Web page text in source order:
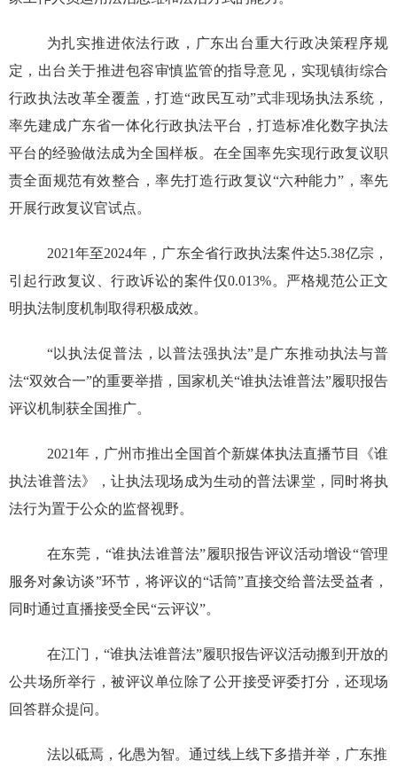
为扎实推进依法行政，广东出台重大行政决策程序规
定，出台关于推进包容审慎监管的指导意见，实现镇街综合
行政执法改革全覆盖，打造“政民互动”式非现场执法系统，
率先建成广东省一体化行政执法平台，打造标准化数字执法
平台的经验做法成为全国样板。在全国率先实现行政复议职
责全面规范有效整合，率先打造行政复议“六种能力”，率先
开展行政复议官试点。
2021年至2024年，广东全省行政执法案件达5.38亿宗，
引起行政复议、行政诉讼的案件仅0.013%。严格规范公正文
明执法制度机制取得积极成效。
“以执法促普法，以普法强执法”是广东推动执法与普
法“双效合一”的重要举措，国家机关“谁执法谁普法”履职报告
评议机制获全国推广。
2021年，广州市推出全国首个新媒体执法直播节目《谁
执法谁普法》，让执法现场成为生动的普法课堂，同时将执
法行为置于公众的监督视野。
在东莞，“谁执法谁普法”履职报告评议活动增设“管理
服务对象访谈”环节，将评议的“话筒”直接交给普法受益者，
同时通过直播接受全民“云评议”。
在江门，“谁执法谁普法”履职报告评议活动搬到开放的
公共场所举行，被评议单位除了公开接受评委打分，还现场
回答群众提问。
法以砥焉，化愚为智。通过线上线下多措并举，广东推